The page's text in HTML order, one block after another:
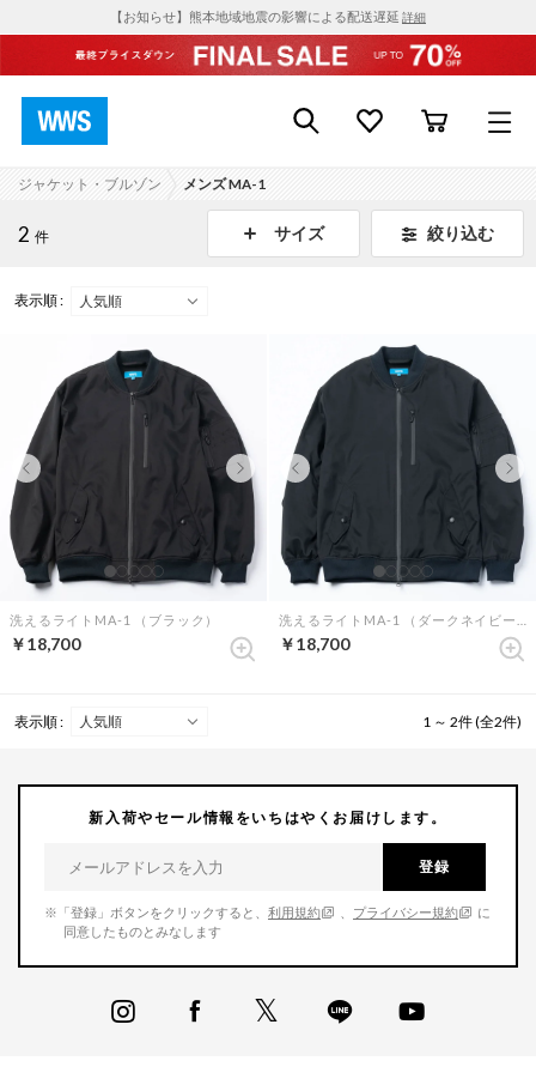
【お知らせ】熊本地域地震の影響による配送遅延 詳細
ジャケット・ブルゾン メンズ MA-1
2 件 サイズ 絞り込む
表示順 :
洗えるライトMA-1 （ブラック）
￥18,700 ￥18,700
表示順 : 1 ～ 2件 (全2件)
新入荷やセール情報をいちはやくお届けします。
登録
※「登録」ボタンをクリックすると、 利用規約 プライバシー規約
に
同意したものとみなします